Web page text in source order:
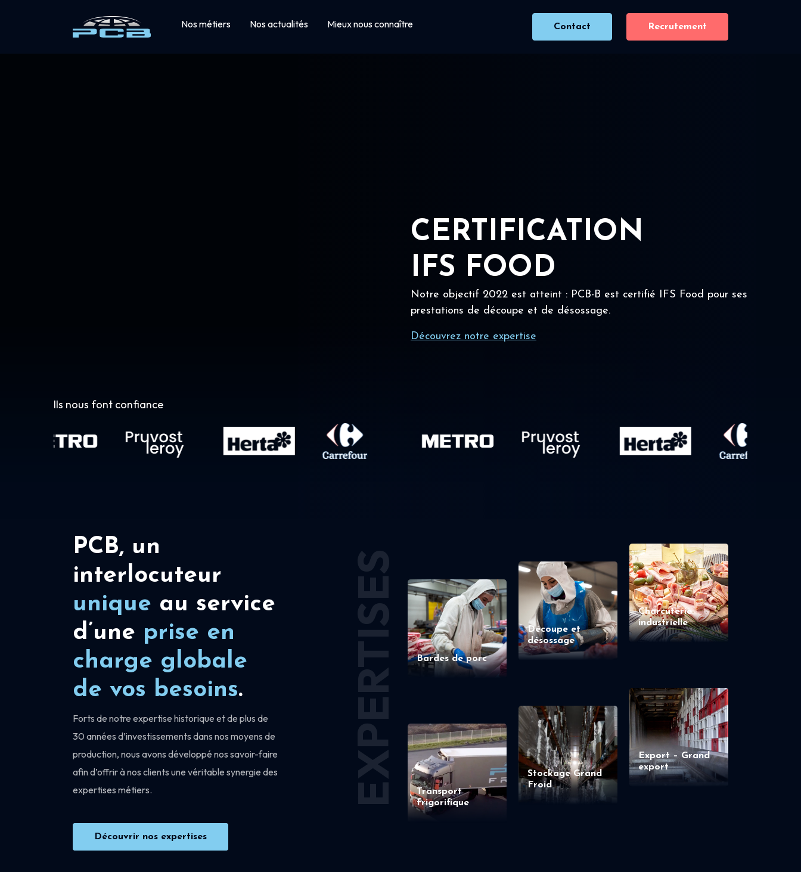
Nos métiers Nos actualités Mieux nous connaître Contact Recrutement
CERTIFICATION
IFS FOOD
Notre objectif 2022 est atteint : PCB-B est certifié IFS Food pour ses
prestations de découpe et de désossage.
Découvrez notre expertise
Ils nous font confiance
PCB, un
interlocuteur
unique au service
d’une prise en
charge globale
de vos besoins.
Forts de notre expertise historique et de plus de
30 années d’investissements dans nos moyens de
production, nous avons développé nos savoir-faire
afin d’offrir à nos clients une véritable synergie des
expertises métiers.
Découvrir nos expertises
EXPERTISES Bardes de porc
Découpe et
désossage
Charcuterie
industrielle
Transport
frigorifique
Stockage Grand
Froid
Export – Grand
export